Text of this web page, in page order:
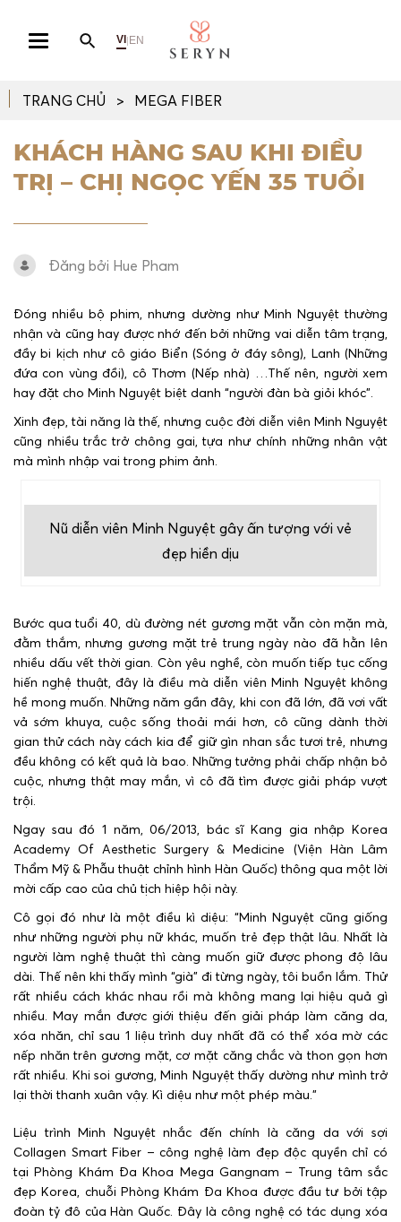
VI | EN
TRANG CHỦ MEGA FIBER
KHÁCH HÀNG SAU KHI ĐIỀU
TRỊ – CHỊ NGỌC YẾN 35 TUỔI
Đăng bởi Hue Pham
Đóng nhiều bộ phim, nhưng dường như Minh Nguyệt thường
nhận và cũng hay được nhớ đến bởi những vai diễn tâm trạng,
đầy bi kịch như cô giáo Biển (Sóng ở đáy sông), Lanh (Những
đứa con vùng đồi), cô Thơm (Nếp nhà) …Thế nên, người xem
hay đặt cho Minh Nguyệt biệt danh “người đàn bà giỏi khóc”.
Xinh đẹp, tài năng là thế, nhưng cuộc đời diễn viên Minh Nguyệt
cũng nhiều trắc trở chông gai, tựa như chính những nhân vật
mà mình nhập vai trong phim ảnh.
Nũ diễn viên Minh Nguyệt gây ấn tượng với vẻ
đẹp hiền dịu
Bước qua tuổi 40, dù đường nét gương mặt vẫn còn mặn mà,
đằm thắm, nhưng gương mặt trẻ trung ngày nào đã hằn lên
nhiều dấu vết thời gian. Còn yêu nghề, còn muốn tiếp tục cống
hiến nghệ thuật, đây là điều mà diễn viên Minh Nguyệt không
hề mong muốn. Những năm gần đây, khi con đã lớn, đã vơi vất
vả sớm khuya, cuộc sống thoải mái hơn, cô cũng dành thời
gian thử cách này cách kia để giữ gìn nhan sắc tươi trẻ, nhưng
đều không có kết quả là bao. Những tưởng phải chấp nhận bỏ
cuộc, nhưng thật may mắn, vì cô đã tìm được giải pháp vượt
trội.
Ngay sau đó 1 năm, 06/2013, bác sĩ Kang gia nhập Korea
Academy Of Aesthetic Surgery & Medicine (Viện Hàn Lâm
Thẩm Mỹ & Phẫu thuật chỉnh hình Hàn Quốc) thông qua một lời
mời cấp cao của chủ tịch hiệp hội này.
Cô gọi đó như là một điều kì diệu: “Minh Nguyệt cũng giống
như những người phụ nữ khác, muốn trẻ đẹp thật lâu. Nhất là
người làm nghệ thuật thì càng muốn giữ được phong độ lâu
dài. Thế nên khi thấy mình “già” đi từng ngày, tôi buồn lắm. Thử
rất nhiều cách khác nhau rồi mà không mang lại hiệu quả gì
nhiều. May mắn được giới thiệu đến giải pháp làm căng da,
xóa nhăn, chỉ sau 1 liệu trình duy nhất đã có thể xóa mờ các
nếp nhăn trên gương mặt, cơ mặt căng chắc và thon gọn hơn
rất nhiều. Khi soi gương, Minh Nguyệt thấy dường như mình trở
lại thời thanh xuân vậy. Kì diệu như một phép màu.”
Liệu trình Minh Nguyệt nhắc đến chính là căng da với sợi
Collagen Smart Fiber – công nghệ làm đẹp độc quyền chỉ có
tại Phòng Khám Đa Khoa Mega Gangnam – Trung tâm sắc
đẹp Korea, chuỗi Phòng Khám Đa Khoa được đầu tư bởi tập
đoàn tỷ đô của Hàn Quốc. Đây là công nghệ có tác dụng xóa